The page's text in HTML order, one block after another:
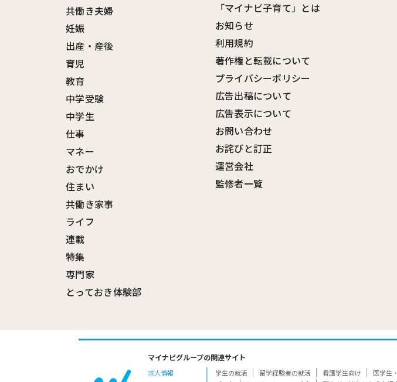
共働き夫婦
妊娠
出産・産後
育児
教育
中学受験
中学生
仕事
マネー
おでかけ
住まい
共働き家事
ライフ
連載
特集
専門家
とっておき体験部
「マイナビ子育て」とは
お知らせ
利用規約
著作権と転載について
プライバシーポリシー
広告出稿について
広告表示について
お問い合わせ
お詫びと訂正
運営会社
監修者一覧
マイナビグループの関連サイト
求人情報 学生の就活 留学経験者の就活 看護学生向け 医学生